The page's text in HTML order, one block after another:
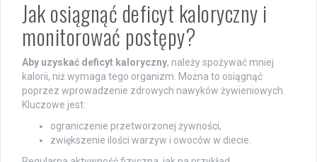
Jak osiągnąć deficyt kaloryczny i
monitorować postępy?
Aby uzyskać deficyt kaloryczny, należy spożywać mniej
kalorii, niż wymaga tego organizm. Można to osiągnąć
poprzez wprowadzenie zdrowych nawyków żywieniowych.
Kluczowe jest:
ograniczenie przetworzonej żywności,
zwiększenie ilości warzyw i owoców w diecie.